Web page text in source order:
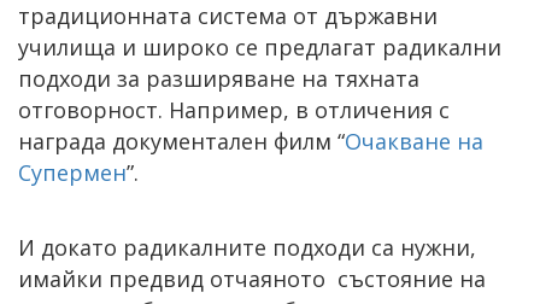
традиционната система от държавни
училища и широко се предлагат радикални
подходи за разширяване на тяхната
отговорност. Например, в отличения с
награда документален филм “Очакване на
Супермен”.
И докато радикалните подходи са нужни,
имайки предвид отчаяното състояние на